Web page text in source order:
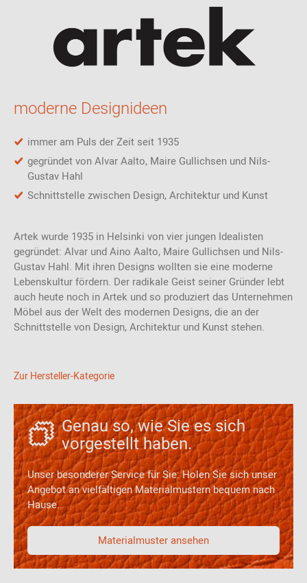
und dem Stoff Steelcut Trio (90% Schurwolle, 10% Polyamid)
sowie in Leder Sörensen Prestige (schwarz pigmentiertes Leder)
und dem Leder Sörensen Elegance (walnussfarbenes Leder). Das
Polster besteht aus Nosag-Federn, PU-Schaum und Dacron. Der
hoch. Die Sitzhöhe beträgt 37 cm.
moderne Designideen
immer am Puls der Zeit seit 1935
gegründet von Alvar Aalto, Maire Gullichsen und Nils-
Gustav Hahl
Schnittstelle zwischen Design, Architektur und Kunst
Artek wurde 1935 in Helsinki von vier jungen Idealisten
gegründet: Alvar und Aino Aalto, Maire Gullichsen und Nils-
Gustav Hahl. Mit ihren Designs wollten sie eine moderne
Lebenskultur fördern. Der radikale Geist seiner Gründer lebt
auch heute noch in Artek und so produziert das Unternehmen
Möbel aus der Welt des modernen Designs, die an der
Schnittstelle von Design, Architektur und Kunst stehen.
Zur Hersteller-Kategorie
Genau so, wie Sie es sich
vorgestellt haben.
Unser besonderer Service für Sie: Holen Sie sich unser
Angebot an vielfältigen Materialmustern bequem nach
Hause.
Materialmuster ansehen